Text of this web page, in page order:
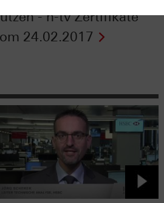
- n-tv Zertifikate
24.02.2017